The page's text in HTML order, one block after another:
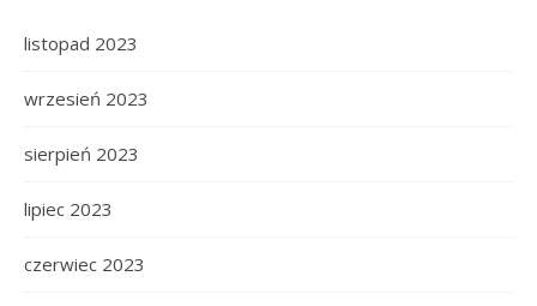
listopad 2023
wrzesień 2023
sierpień 2023
lipiec 2023
czerwiec 2023